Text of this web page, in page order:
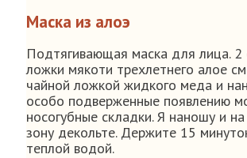
Маска из алоэ
Подтягивающая маска для лица. 2
ложки мякоти трехлетнего алое
чайной ложкой жидкого меда и
особо подверженные появлению
носогубные складки. Я наношу и
зону декольте. Держите 15
теплой водой.